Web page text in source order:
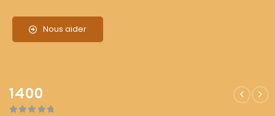
Nous aider
1400